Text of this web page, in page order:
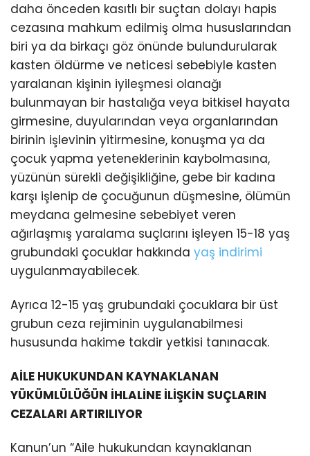
daha önceden kasıtlı bir suçtan dolayı hapis
cezasına mahkum edilmiş olma hususlarından
biri ya da birkaçı göz önünde bulundurularak
kasten öldürme ve neticesi sebebiyle kasten
yaralanan kişinin iyileşmesi olanağı
bulunmayan bir hastalığa veya bitkisel hayata
girmesine, duyularından veya organlarından
birinin işlevinin yitirmesine, konuşma ya da
çocuk yapma yeteneklerinin kaybolmasına,
yüzünün sürekli değişikliğine, gebe bir kadına
karşı işlenip de çocuğunun düşmesine, ölümün
meydana gelmesine sebebiyet veren
ağırlaşmış yaralama suçlarını işleyen 15-18 yaş
grubundaki çocuklar hakkında yaş indirimi
uygulanmayabilecek.
Ayrıca 12-15 yaş grubundaki çocuklara bir üst
grubun ceza rejiminin uygulanabilmesi
hususunda hakime takdir yetkisi tanınacak.
AİLE HUKUKUNDAN KAYNAKLANAN
YÜKÜMLÜLÜĞÜN İHLALİNE İLİŞKİN SUÇLARIN
CEZALARI ARTIRILIYOR
Kanun’un “Aile hukukundan kaynaklanan